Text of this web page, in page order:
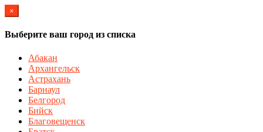
×
Выберите ваш город из списка
Абакан
Архангельск
Астрахань
Барнаул
Белгород
Бийск
Благовещенск